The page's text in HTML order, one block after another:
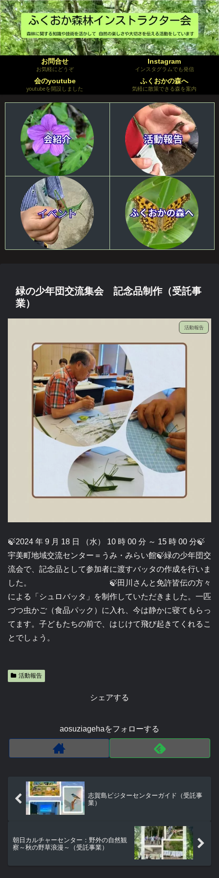
お問合せ
お気軽にどうぞ
Instagram
インスタグラムでも発信
会のyoutube
youtubeを開設しました
ふくおかの森へ
気軽に散策できる森を案内
緑の少年団交流集会 記念品制作（受託事
業）
活動報告
🍃2024 年 9 月 18 日 （水） 10 時 00 分 ～ 15 時 00 分🍃
宇美町地域交流センター＝うみ・みらい館🍃緑の少年団交
流会で、記念品として参加者に渡すバッタの作成を行いま
した。 🍃田川さんと免許皆伝の方々
による「シュロバッタ」を制作していただきました。一匹
づつ虫かご（食品パック）に入れ、今は静かに寝てもらっ
てます。子どもたちの前で、はじけて飛び起きてくれるこ
とでしょう。
活動報告
シェアする
aosuziagehaをフォローする
志賀島ビジターセンターガイド（受託事
業）
朝日カルチャーセンター：野外の自然観
察～秋の野草浪漫～（受託事業）